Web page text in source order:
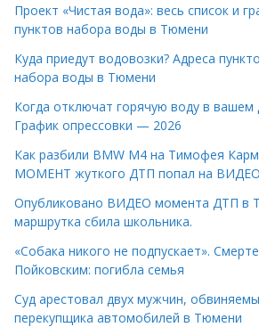
Проект «Чистая вода»: весь список и
пунктов набора воды в Тюмени
Куда приедут водовозки? Адреса
набора воды в Тюмени
Когда отключат горячую воду в
График опрессовки — 2026
Как разбили BMW M4 на Тимофея
МОМЕНТ жуткого ДТП попал на ВИДЕО
Опубликовано ВИДЕО момента ДТП в
маршрутка сбила школьника.
«Собака никого не подпускает».
Пойковским: погибла семья
Суд арестовал двух мужчин,
перекупщика автомобилей в Тюмени